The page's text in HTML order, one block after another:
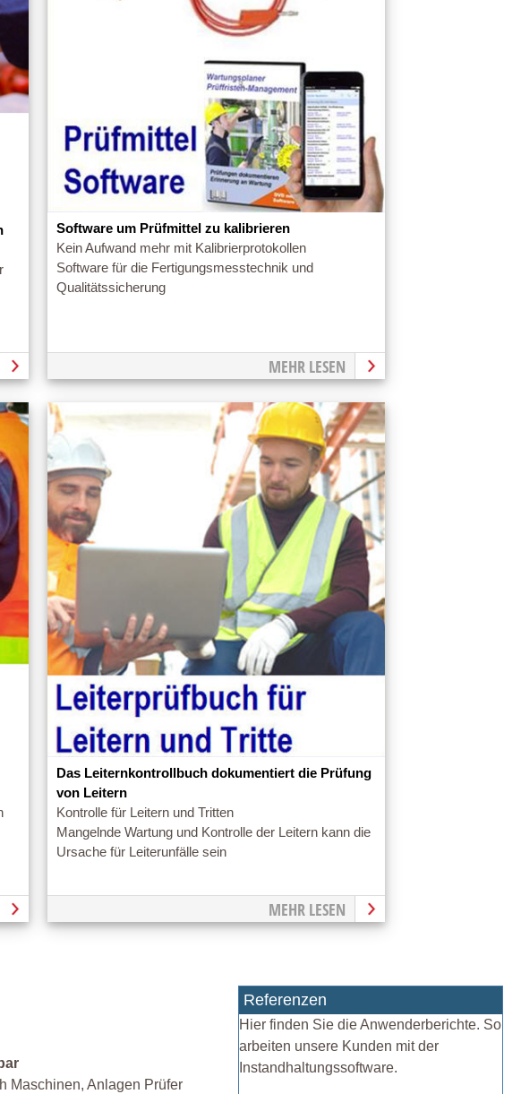
Software um Prüfmittel zu kalibrieren
Kein Aufwand mehr mit Kalibrierprotokollen
Software für die Fertigungsmesstechnik und
Qualitätssicherung
MEHR LESEN
Das Leiternkontrollbuch dokumentiert die Prüfung
von Leitern
Kontrolle für Leitern und Tritten
Mangelnde Wartung und Kontrolle der Leitern kann die
Ursache für Leiterunfälle sein
MEHR LESEN
Maschinen, Anlagen Prüfer
Referenzen
Hier finden Sie die Anwenderberichte. So
arbeiten unsere Kunden mit der
Instandhaltungssoftware.